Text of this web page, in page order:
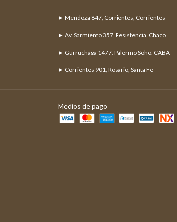
► Mendoza 847, Corrientes, Corrientes
► Av. Sarmiento 357, Resistencia, Chaco
► Gurruchaga 1477, Palermo Soho, CABA
► Corrientes 901, Rosario, Santa Fe
Medios de pago